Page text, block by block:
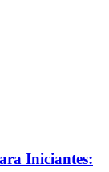
Iniciantes: